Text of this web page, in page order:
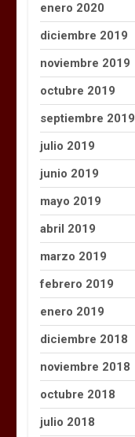
enero 2020
diciembre 2019
noviembre 2019
octubre 2019
septiembre 2019
julio 2019
junio 2019
mayo 2019
abril 2019
marzo 2019
febrero 2019
enero 2019
diciembre 2018
noviembre 2018
octubre 2018
julio 2018